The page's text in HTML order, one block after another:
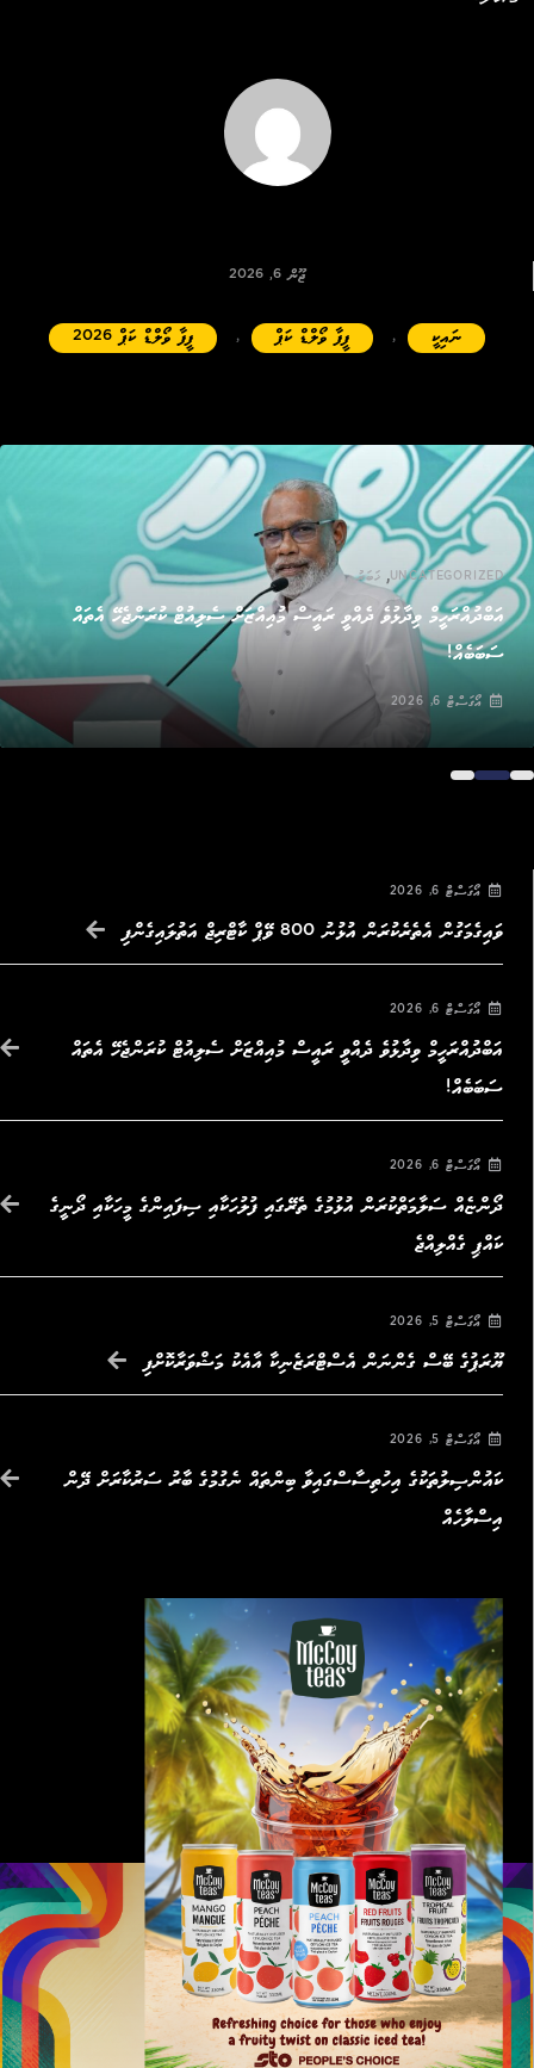
ޖޫން 6, 2026
ނައިކީ , ފީފާ ވޯލްޑް ކަޕް , ފީފާ ވޯލްޑް ކަޕް 2026
UNCATEGORIZED
,ޚަބަރު
އަބްދުއްރަހީމް ވިދާޅުވެ ދެއްވީ ރައީސް މުއިއްޒަށް ސެލިއުޓް ކުރަންޖެހޭ އެތައް
ސަބަބެއް!
އޯގަސްޓް 6, 2026
އޯގަސްޓް 6, 2026
ވައިގެމަގުން އެތެރެކުރަން އުޅުނު 800 ވޭޕް ކާޓްރިޖް އަތުލައިގެންފި
އޯގަސްޓް 6, 2026
އަބްދުއްރަހީމް ވިދާޅުވެ ދެއްވީ ރައީސް މުއިއްޒަށް ސެލިއުޓް ކުރަންޖެހޭ އެތައް
ސަބަބެއް!
އޯގަސްޓް 6, 2026
ދޯންޏެއް ސަލާމަތްކުރަން އުޅުމުގެ ތެރޭގައި ފުލުހަކާއި ސިފައިންގެ މީހަކާއި ދޯނީގެ
ކައްޕި ގެއްލިއްޖެ
އޯގަސްޓް 5, 2026
ޔޫރަޕުގެ ބޭސް ގެންނަން އެސްޓްރަޒެނިކާ އާއެކު މަޝްވަރާކޮށްފި
އޯގަސްޓް 5, 2026
ކައުންސިލުތަކުގެ އިހުތިސާސްގައިވާ ބިންތައް ނެގުމުގެ ބާރު ސަރުކާރަށް ދޭން
އިސްލާހެއް